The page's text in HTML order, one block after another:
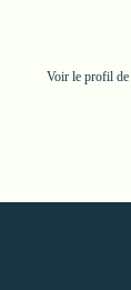
Voir le profil de